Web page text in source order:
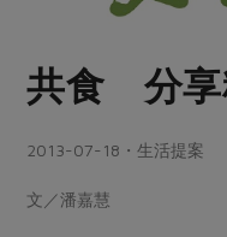
肉品・水產
水畜加工品
調味醬料/南北貨
料理方式
烘焙．點心
醬料
傳到心坎裡，誠心又澎派
更多當季產品
檢驗報告
共食 分享
2013-07-18・生活提案
文／潘嘉慧